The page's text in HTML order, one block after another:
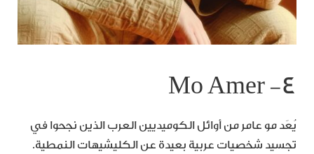
٤- Mo Amer
يُعَد مو عامر من أوائل الكوميديين العرب الذين نجحوا في
تجسيد شخصيات عربية بعيدة عن الكليشيهات النمطية.